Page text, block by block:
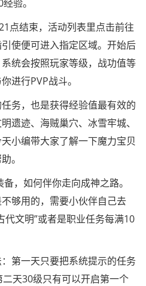
验。
点结束，活动列表里点击前往
使便可进入指定区域。开始后
统会按照玩家等级，战功值等
进行PVP战斗。
务，也是获得经验值最有效的
遗迹、海贼巢穴、冰雪牢城、
小编带大家了解一下魔力宝贝
。
，如何伴你走向成神之路。
够用的，需要小伙伴自己去
代文明”或者是职业任务每满10
第一天只要把系统提示的任务
天30级只有可以开启第一个